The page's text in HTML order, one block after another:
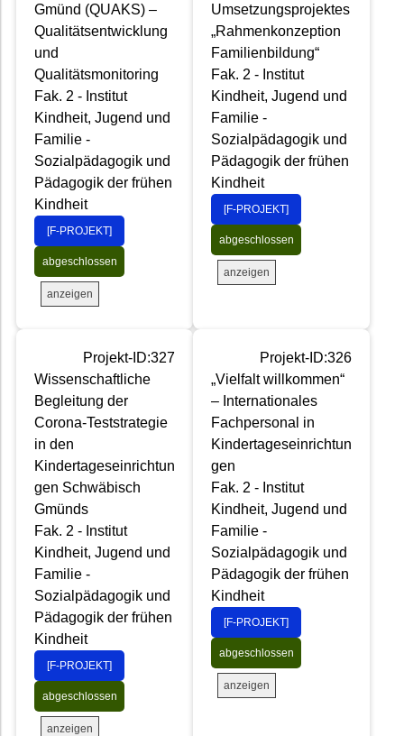
Gmünd (QUAKS) –
Qualitätsentwicklung
und
Qualitätsmonitoring
Fak. 2 - Institut
Kindheit, Jugend und
Familie -
Sozialpädagogik und
Pädagogik der frühen
Kindheit
[F-PROJEKT]
abgeschlossen
anzeigen
Umsetzungsprojektes
„Rahmenkonzeption
Familienbildung“
Fak. 2 - Institut
Kindheit, Jugend und
Familie -
Sozialpädagogik und
Pädagogik der frühen
Kindheit
[F-PROJEKT]
abgeschlossen
anzeigen
Projekt-ID:327
Wissenschaftliche
Begleitung der
Corona-Teststrategie
in den
Kindertageseinrichtun
gen Schwäbisch
Gmünds
Fak. 2 - Institut
Kindheit, Jugend und
Familie -
Sozialpädagogik und
Pädagogik der frühen
Kindheit
[F-PROJEKT]
abgeschlossen
anzeigen
Projekt-ID:326
„Vielfalt willkommen“
– Internationales
Fachpersonal in
Kindertageseinrichtun
gen
Fak. 2 - Institut
Kindheit, Jugend und
Familie -
Sozialpädagogik und
Pädagogik der frühen
Kindheit
[F-PROJEKT]
abgeschlossen
anzeigen